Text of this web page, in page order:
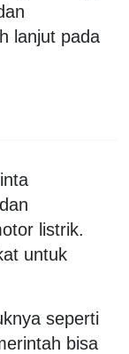
lanjut pada
listrik.
untuk
seperti
bisa